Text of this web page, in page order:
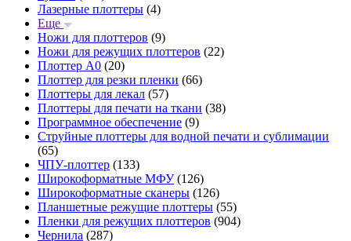
Лазерные плоттеры (4)
Еще
Ножи для плоттеров (9)
Ножи для режущих плоттеров (22)
Плоттер А0 (20)
Плоттер для резки пленки (66)
Плоттеры для лекал (57)
Плоттеры для печати на ткани (38)
Программное обеспечение (9)
Струйные плоттеры для водной печати и сублимации
(65)
ЧПУ-плоттер (133)
Широкоформатные МФУ(126)
Широкоформатные сканеры (126)
Планшетные режущие плоттеры (55)
Пленки для режущих плоттеров (904)
Чернила (287)